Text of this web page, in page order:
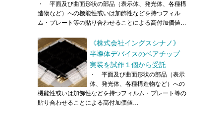
・ 平面及び曲面形状の部品（表示体、発光体、各種構
造物など）への機能性或いは加飾性などを持つフィル
ム・プレート等の貼り合わせることによる高付加価値…
《株式会社イングスシナノ》
半導体デバイスのベアチップ
実装を試作１個から受託
・ 平面及び曲面形状の部品（表示
体、発光体、各種構造物など）への
機能性或いは加飾性などを持つフィルム・プレート等の
貼り合わせることによる高付加価値…